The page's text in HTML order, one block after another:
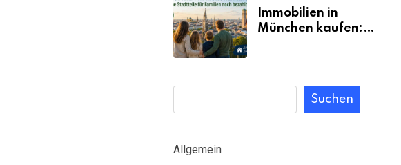
Immobilien in
München kaufen:
Suchen
Allgemein